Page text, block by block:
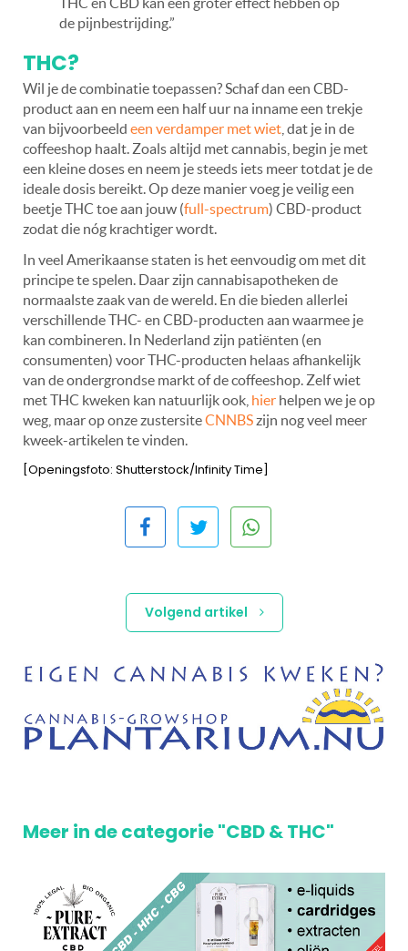
de pijnbestrijding.”
THC?
Wil je de combinatie toepassen? Schaf dan een CBD-
product aan en neem een half uur na inname een trekje
van bijvoorbeeld een verdamper met wiet , dat je in de
coffeeshop haalt. Zoals altijd met cannabis, begin je met
een kleine doses en neem je steeds iets meer totdat je de
ideale dosis bereikt. Op deze manier voeg je veilig een
beetje THC toe aan jouw (full-spectrum) CBD-product
zodat die nóg krachtiger wordt.
In veel Amerikaanse staten is het eenvoudig om met dit
principe te spelen. Daar zijn cannabisapotheken de
normaalste zaak van de wereld. En die bieden allerlei
verschillende THC- en CBD-producten aan waarmee je
kan combineren. In Nederland zijn patiënten (en
consumenten) voor THC-producten helaas afhankelijk
van de ondergrondse markt of de coffeeshop. Zelf wiet
met THC kweken kan natuurlijk ook, hier helpen we je op
weg, maar op onze zustersiteCNNBSzijn nog veel meer
kweek-artikelen te vinden.
[Openingsfoto: Shutterstock/Infinity Time]
Volgend artikel
Meer in de categorie "CBD & THC"